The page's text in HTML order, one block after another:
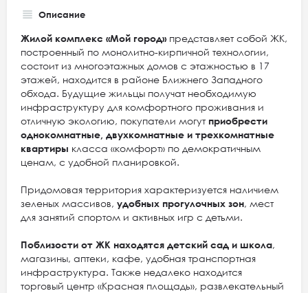
Описание
Жилой комплекс «Мой город»представляет собой ЖК,
построенный по монолитно-кирпичной технологии,
состоит из многоэтажных домов с этажностью в 17
этажей, находится в районе Ближнего Западного
обхода. Будущие жильцы получат необходимую
инфраструктуру для комфортного проживания и
отличную экологию, покупатели могут приобрести
однокомнатные, двухкомнатные и трехкомнатные
квартиры класса «комфорт» по демократичным
ценам, с удобной планировкой.
Придомовая территория характеризуется наличием
зеленых массивов, удобных прогулочных зон, мест
для занятий спортом и активных игр с детьми.
Поблизости от ЖК находятся детский сад и школа,
магазины, аптеки, кафе, удобная транспортная
инфраструктура. Также недалеко находится
торговый центр «Красная площадь», развлекательный